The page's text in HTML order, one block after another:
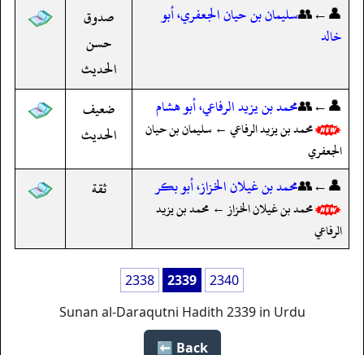
👤←👥سليمان بن حيان الجعفري، أبو
خالد
صدوق
حسن
الحديث
👤←👥محمد بن يزيد الرفاعي، أبو هشام
محمد بن يزيد الرفاعي ← سليمان بن حيان
الجعفري
ضعيف
الحديث
👤←👥محمد بن غيلان الخزاز، أبو بكر
محمد بن غيلان الخزاز ← محمد بن يزيد
الرفاعي
ثقة
2338 2339
2340
Sunan al-Daraqutni Hadith 2339 in Urdu
Back ⬅️